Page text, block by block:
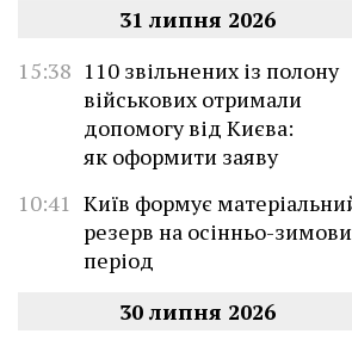
31 липня 2026
15:38 110 звільнених із полону
військових отримали
допомогу від Києва:
як оформити заяву
10:41 Київ формує
резерв на осінньо-
період
30 липня 2026